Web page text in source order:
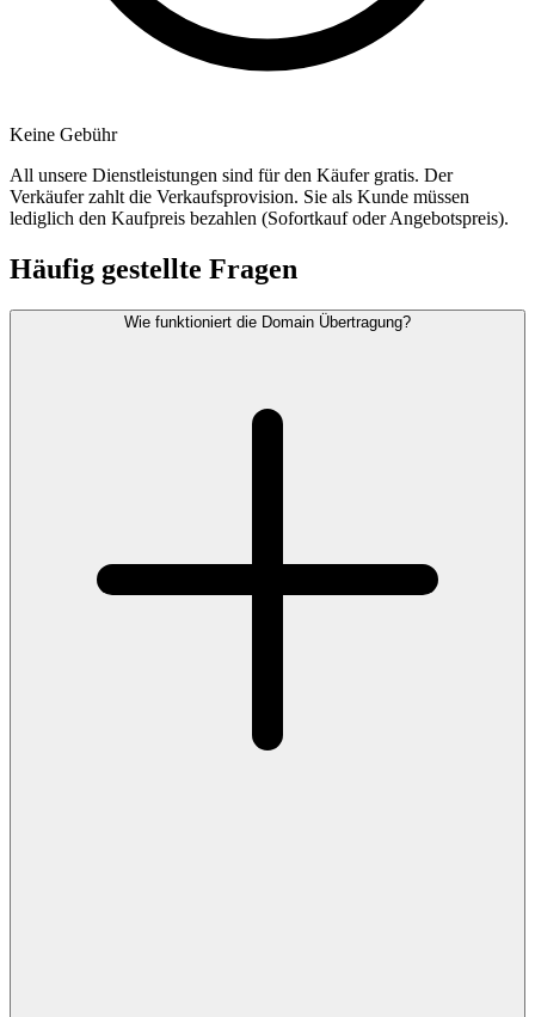
Keine Gebühr
All unsere Dienstleistungen sind für den Käufer gratis. Der
Verkäufer zahlt die Verkaufsprovision. Sie als Kunde müssen
lediglich den Kaufpreis bezahlen (Sofortkauf oder Angebotspreis).
Häufig gestellte Fragen
Wie funktioniert die Domain Übertragung?